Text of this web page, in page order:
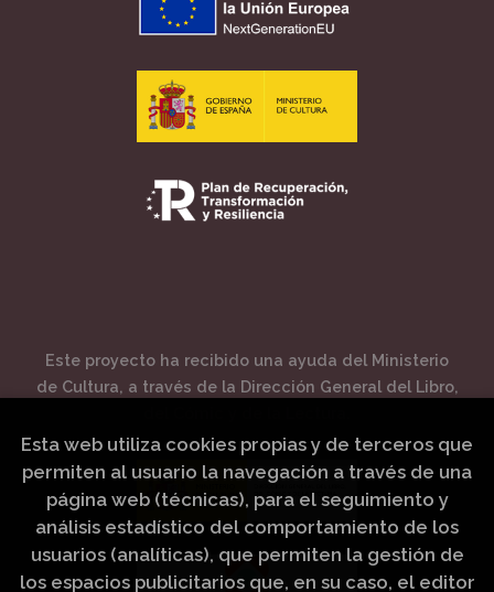
Este proyecto ha recibido una ayuda del Ministerio
de Cultura, a través de la Dirección General del Libro,
Esta web utiliza cookies propias y de terceros que
permiten al usuario la navegación a través de una
página web (técnicas), para el seguimiento y
análisis estadístico del comportamiento de los
usuarios (analíticas), que permiten la gestión de
los espacios publicitarios que, en su caso, el editor